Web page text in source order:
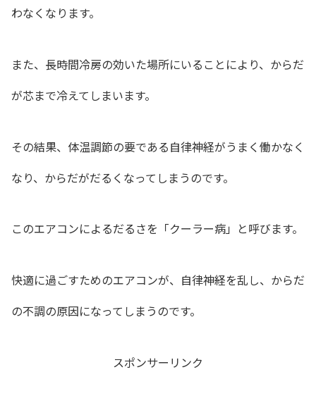
わなくなります。
また、長時間冷房の効いた場所にいることにより、からだ
が芯まで冷えてしまいます。
その結果、体温調節の要である自律神経がうまく働かなく
なり、からだがだるくなってしまうのです。
このエアコンによるだるさを「クーラー病」と呼びます。
快適に過ごすためのエアコンが、自律神経を乱し、からだ
の不調の原因になってしまうのです。
スポンサーリンク